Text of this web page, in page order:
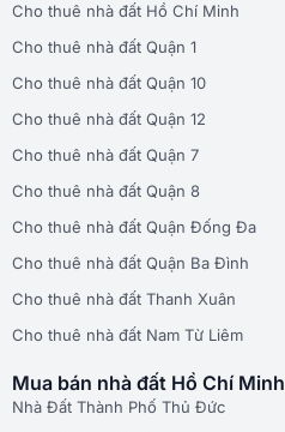
Cho thuê nhà đất Hồ Chí Minh
Cho thuê nhà đất Quận 1
Cho thuê nhà đất Quận 10
Cho thuê nhà đất Quận 12
Cho thuê nhà đất Quận 7
Cho thuê nhà đất Quận 8
Cho thuê nhà đất Quận Đống Đa
Cho thuê nhà đất Quận Ba Đình
Cho thuê nhà đất Thanh Xuân
Cho thuê nhà đất Nam Từ Liêm
Mua bán nhà đất Hồ Chí Minh
Nhà Đất Thành Phố Thủ Đức